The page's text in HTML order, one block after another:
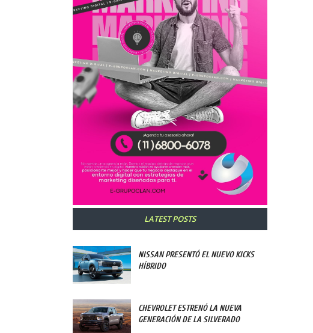
LATEST POSTS
NISSAN PRESENTÓ EL NUEVO KICKS
HÍBRIDO
CHEVROLET ESTRENÓ LA NUEVA
GENERACIÓN DE LA SILVERADO